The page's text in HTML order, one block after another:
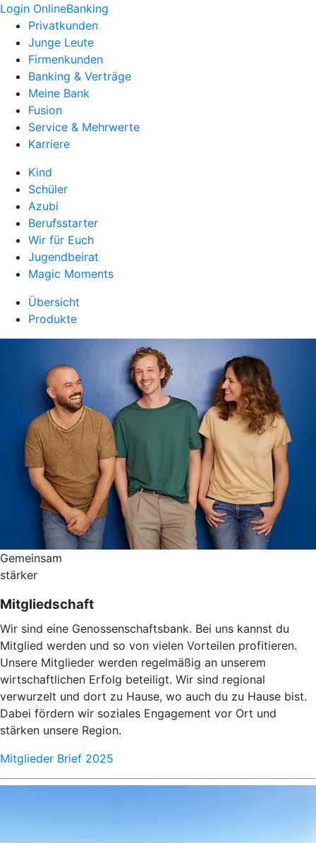
Login OnlineBanking
Privatkunden
Junge Leute
Firmenkunden
Banking & Verträge
Meine Bank
Fusion
Service & Mehrwerte
Karriere
Kind
Schüler
Azubi
Berufsstarter
Wir für Euch
Jugendbeirat
Magic Moments
Übersicht
Produkte
Gemeinsam
stärker
Mitgliedschaft
Wir sind eine Genossenschaftsbank. Bei uns kannst du
Mitglied werden und so von vielen Vorteilen profitieren.
Unsere Mitglieder werden regelmäßig an unserem
wirtschaftlichen Erfolg beteiligt. Wir sind regional
verwurzelt und dort zu Hause, wo auch du zu Hause bist.
Dabei fördern wir soziales Engagement vor Ort und
stärken unsere Region.
Mitglieder Brief 2025